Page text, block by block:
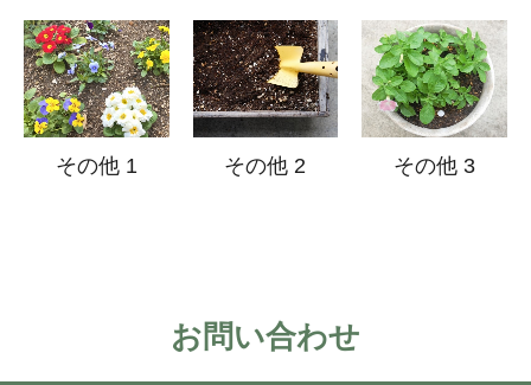
その他 1 その他 2 その他 3
お問い合わせ